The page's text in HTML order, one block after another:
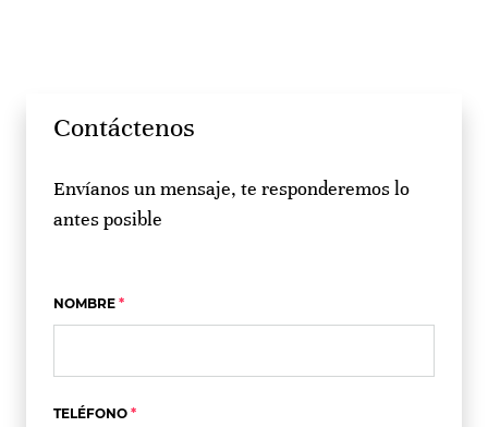
Contáctenos
Envíanos un mensaje, te responderemos lo
antes posible
NOMBRE
TELÉFONO